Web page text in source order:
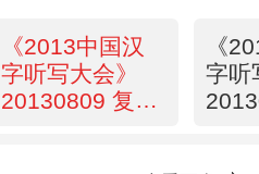
《2013中国汉
字听写大会》
20130809 复赛
《
字听